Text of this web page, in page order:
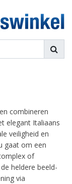
combineren
elegant Italiaans
veiligheid en
gaat om een
of
heldere beeld-
via